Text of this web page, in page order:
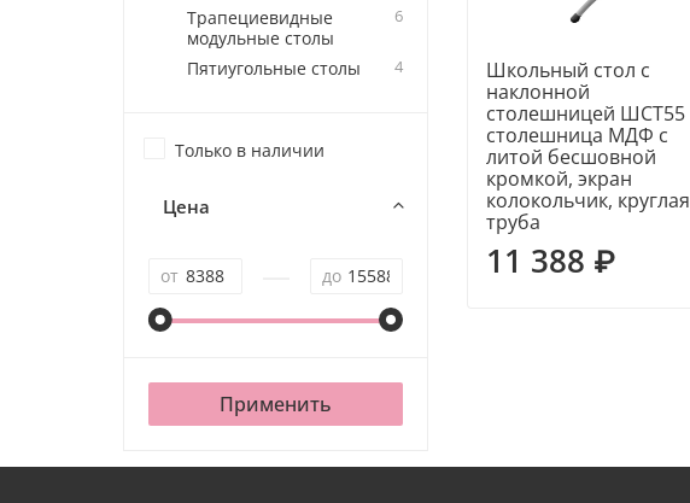
Школьный стол с
наклонной
столешницей ШСТ55
столешница МДФ с
литой бесшовной
кромкой, экран
колокольчик, круглая
труба
11 388 ₽
Трапециевидные
модульные столы
6
Пятиугольные столы 4
Только в наличии
Цена
от до
Применить